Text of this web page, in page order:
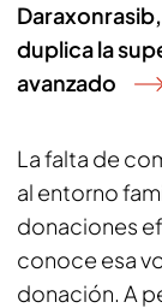
duplica la
avanzado
La falta de
al entorno
donaciones
conoce esa
donación. A